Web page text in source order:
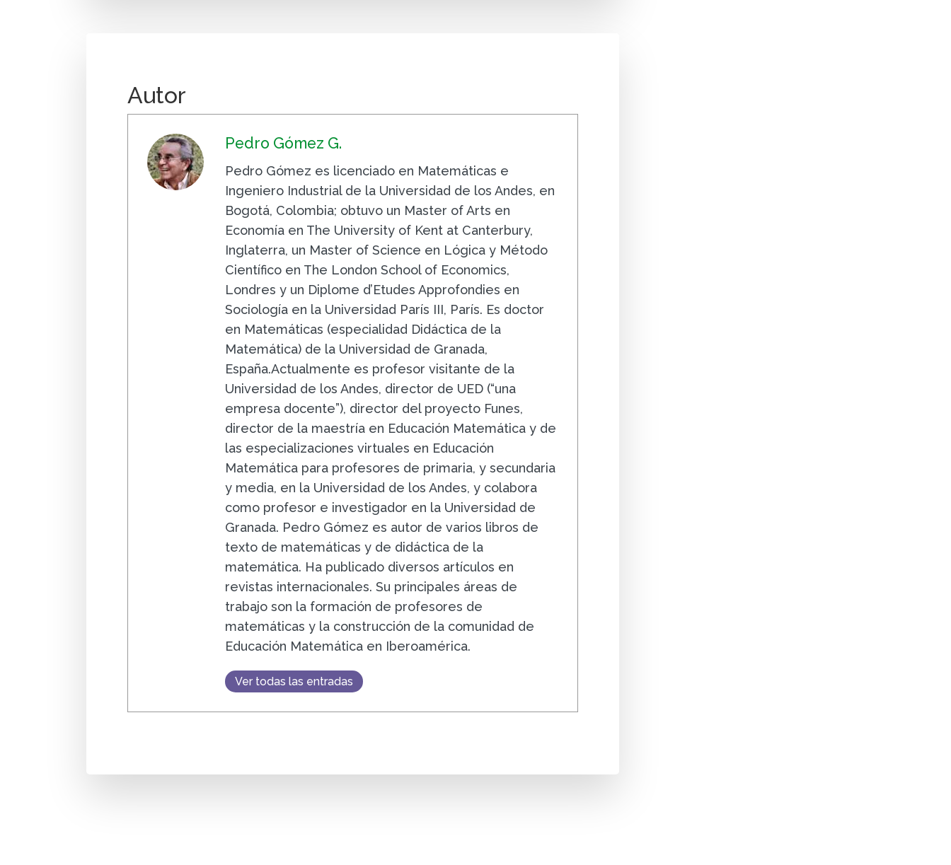
Autor
Pedro Gómez G.
Pedro Gómez es licenciado en Matemáticas e
Ingeniero Industrial de la Universidad de los Andes, en
Bogotá, Colombia; obtuvo un Master of Arts en
Economía en The University of Kent at Canterbury,
Inglaterra, un Master of Science en Lógica y Método
Científico en The London School of Economics,
Londres y un Diplome d’Etudes Approfondies en
Sociología en la Universidad París III, París. Es doctor
en Matemáticas (especialidad Didáctica de la
Matemática) de la Universidad de Granada,
España.Actualmente es profesor visitante de la
Universidad de los Andes, director de UED (“una
empresa docente”), director del proyecto Funes,
director de la maestría en Educación Matemática y de
las especializaciones virtuales en Educación
Matemática para profesores de primaria, y secundaria
y media, en la Universidad de los Andes, y colabora
como profesor e investigador en la Universidad de
Granada. Pedro Gómez es autor de varios libros de
texto de matemáticas y de didáctica de la
matemática. Ha publicado diversos artículos en
revistas internacionales. Su principales áreas de
trabajo son la formación de profesores de
matemáticas y la construcción de la comunidad de
Educación Matemática en Iberoamérica.
Ver todas las entradas